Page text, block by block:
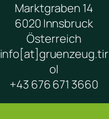
Marktgraben 14
6020 Innsbruck
Österreich
info[at]gruenzeug.tir
ol
+43 676 671 3660